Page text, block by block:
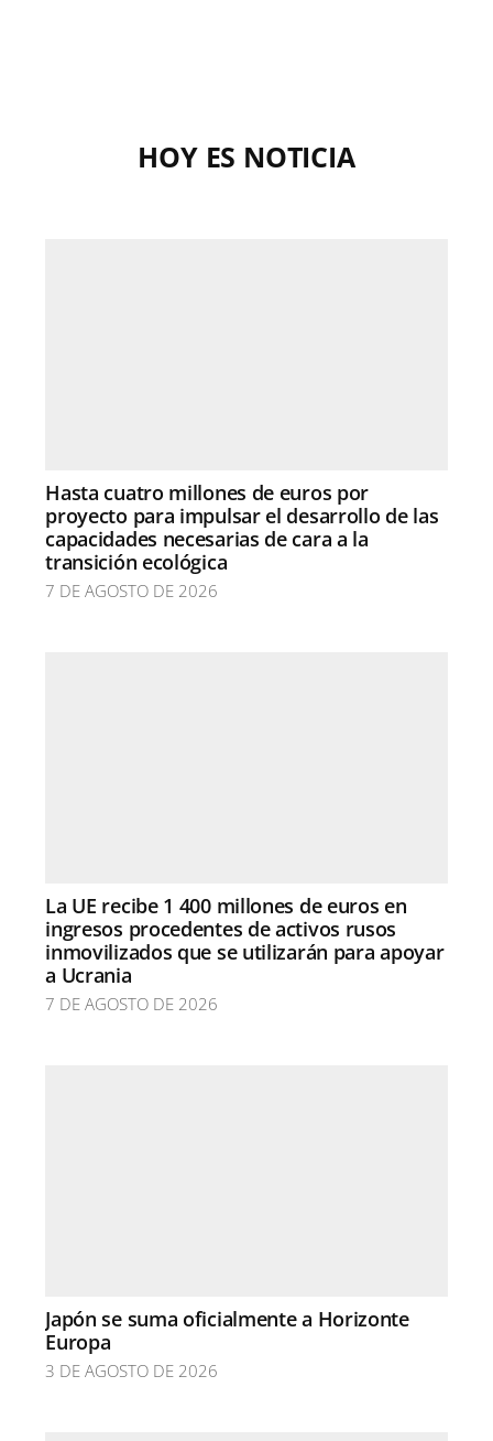
HOY ES NOTICIA
Hasta cuatro millones de euros por
proyecto para impulsar el desarrollo de las
capacidades necesarias de cara a la
transición ecológica
7 DE AGOSTO DE 2026
La UE recibe 1 400 millones de euros en
ingresos procedentes de activos rusos
inmovilizados que se utilizarán para apoyar
a Ucrania
7 DE AGOSTO DE 2026
Japón se suma oficialmente a Horizonte
Europa
3 DE AGOSTO DE 2026